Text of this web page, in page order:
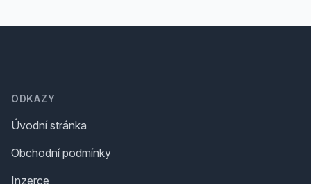
ODKAZY
Úvodní stránka
Obchodní podmínky
Inzerce